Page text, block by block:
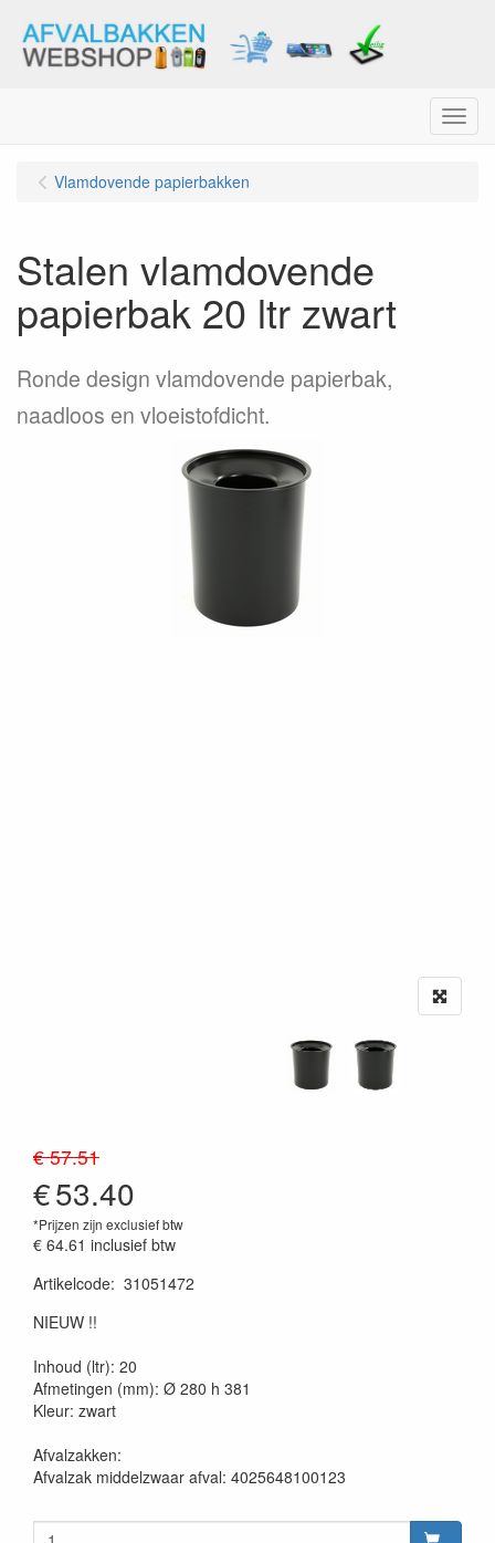
Menu
Vlamdovende papierbakken
Stalen vlamdovende
papierbak 20 ltr zwart
Ronde design vlamdovende papierbak,
naadloos en vloeistofdicht.
€ 57.51
€53.40
*Prijzen zijn exclusief btw
€ 64.61 inclusief btw
Artikelcode: 31051472
NIEUW !!
Inhoud (ltr): 20
Afmetingen (mm): Ø 280 h 381
Kleur: zwart
Afvalzakken:
Afvalzak middelzwaar afval: 4025648100123